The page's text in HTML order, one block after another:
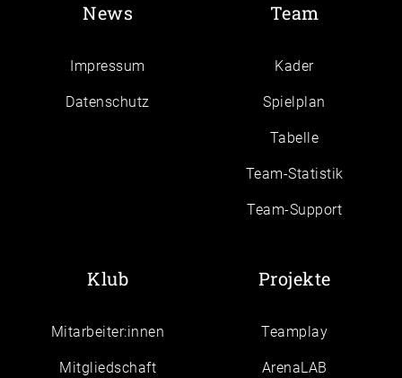
News
Impressum
Daten­schutz
Team
Kader
Spielplan
Tabelle
Team-Statistik
Team-Support
Klub
Mitarbeiter:innen
Mitgliedschaft
Projekte
Teamplay
ArenaLAB